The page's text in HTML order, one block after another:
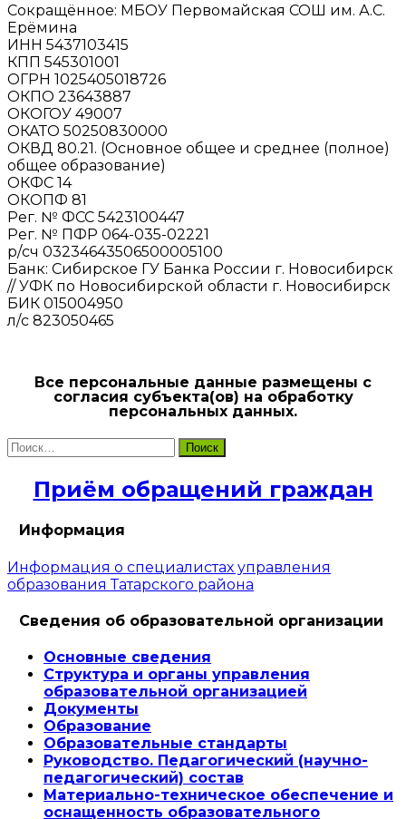
Сокращённое: МБОУ Первомайская СОШ им. А.С.
Ерёмина
ИНН 5437103415
КПП 545301001
ОГРН 1025405018726
ОКПО 23643887
ОКОГОУ 49007
ОКАТО 50250830000
ОКВД 80.21. (Основное общее и среднее (полное)
общее образование)
ОКФС 14
ОКОПФ 81
Рег. № ФСС 5423100447
Рег. № ПФР 064-035-02221
р/сч 03234643506500005100
Банк: Сибирское ГУ Банка России г. Новосибирск
// УФК по Новосибирской области г. Новосибирск
БИК 015004950
л/с 823050465
Все персональные данные размещены с
согласия субъекта(ов) на обработку
персональных данных.
Найти:
Приём обращений граждан
Информация
Информация о специалистах управления
образования Татарского района
Сведения об образовательной организации
Основные сведения
Структура и органы управления
образовательной организацией
Документы
Образование
Образовательные стандарты
Руководство. Педагогический (научно-
педагогический) состав
Материально-техническое обеспечение и
оснащенность образовательного